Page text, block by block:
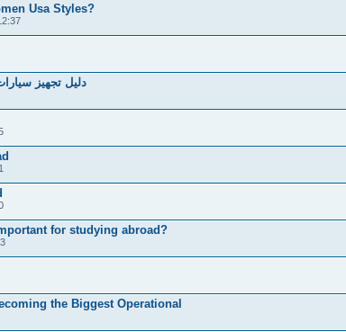
Usa Styles?
دليل تجهيز سيارات
for studying abroad?
the Biggest Operational